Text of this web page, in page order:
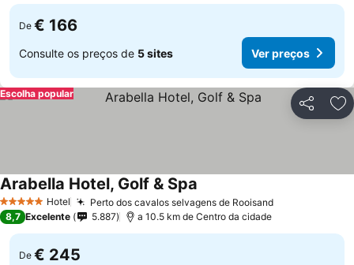
De € 166
Consulte os preços de 5 sites Ver preços
Partilhar
Escolha popular
5 Estrelas Hotel Perto dos cavalos selvagens de Rooisand
Arabella Hotel, Golf & Spa
8,7 Excelente 5.887 a 10.5 km de Centro da cidade
De € 245